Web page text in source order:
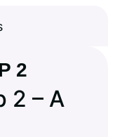
2
2 – A